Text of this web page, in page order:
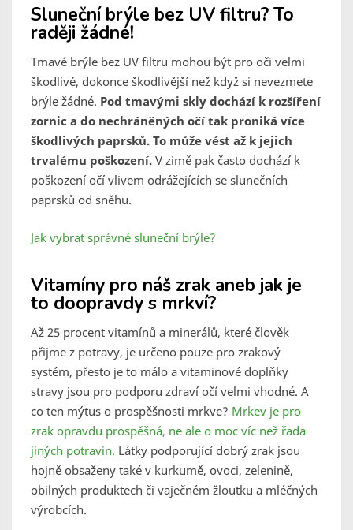
Sluneční brýle bez UV filtru? To
raději žádné!
Tmavé brýle bez UV filtru mohou být pro oči velmi
škodlivé, dokonce škodlivější než když si nevezmete
brýle žádné. Pod tmavými skly dochází k rozšíření
zornic a do nechráněných očí tak proniká více
škodlivých paprsků. To může vést až k jejich
trvalému poškození. V zimě pak často dochází k
poškození očí vlivem odrážejících se slunečních
paprsků od sněhu.
Jak vybrat správné sluneční brýle?
Vitamíny pro náš zrak aneb jak je
to doopravdy s mrkví?
Až 25 procent vitamínů a minerálů, které člověk
přijme z potravy, je určeno pouze pro zrakový
systém, přesto je to málo a vitaminové doplňky
stravy jsou pro podporu zdraví očí velmi vhodné. A
co ten mýtus o prospěšnosti mrkve? Mrkev je pro
zrak opravdu prospěšná, ne ale o moc víc než řada
jiných potravin. Látky podporující dobrý zrak jsou
hojně obsaženy také v kurkumě, ovoci, zelenině,
obilných produktech či vaječném žloutku a mléčných
výrobcích.